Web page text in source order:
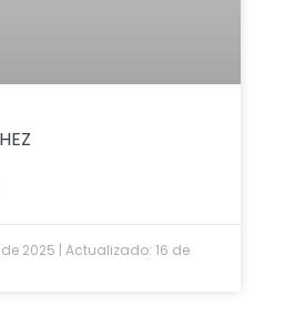
2025 | Actualizado: 16 de